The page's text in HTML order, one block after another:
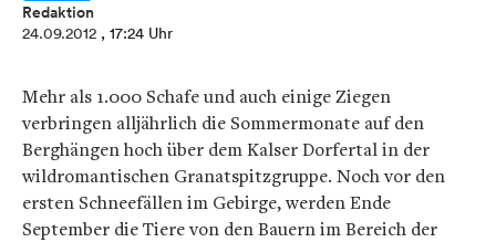
Redaktion
24.09.2012 , 17:24 Uhr
Mehr als 1.000 Schafe und auch einige Ziegen
verbringen alljährlich die Sommermonate auf den
Berghängen hoch über dem Kalser Dorfertal in der
wildromantischen Granatspitzgruppe. Noch vor den
ersten Schneefällen im Gebirge, werden Ende
September die Tiere von den Bauern im Bereich der